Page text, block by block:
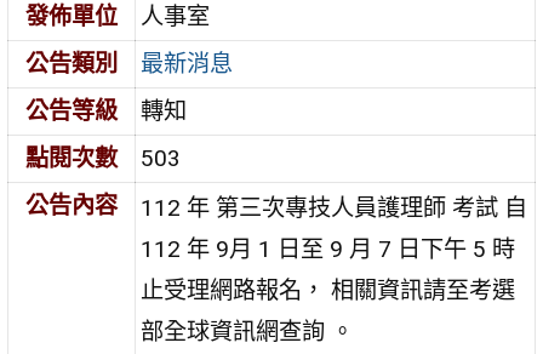
發佈單位
人事室
公告類別
最新消息
公告等級
轉知
點閱次數
503
公告內容
112 年 第三次專技人員護理師 考試 自
112 年 9月 1 日至 9 月 7 日下午 5 時
止受理網路報名， 相關資訊請至考選
部全球資訊網查詢 。